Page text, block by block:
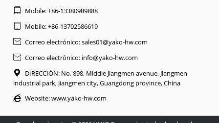
 Mobile: +86-13380989888
 Mobile: +86-13702586619
 Correo electrónico: sales01@yako-hw.com
 Correo electrónico: info@yako-hw.com

DIRECCIÓN: No. 898, Middle Jiangmen avenue, Jiangmen
industrial park, Jiangmen city, Guangdong province, China
 Website:www.yako-hw.com